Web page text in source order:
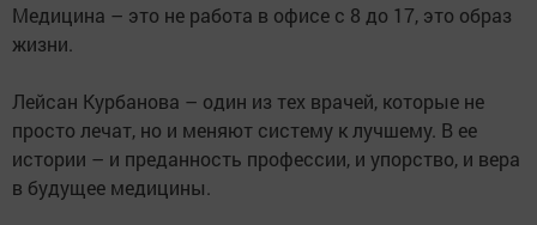
Медицина – это не работа в офисе с 8 до 17, это образ
жизни.
Лейсан Курбанова – один из тех врачей, которые не
просто лечат, но и меняют систему к лучшему. В ее
истории – и преданность профессии, и упорство, и вера
в будущее медицины.